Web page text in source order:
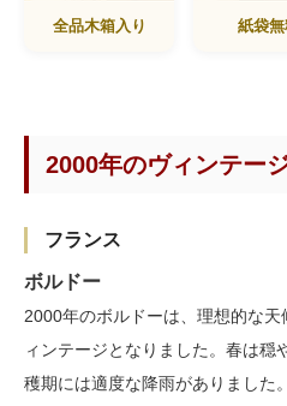
全品木箱入り 紙袋
2000年のヴィンテー
フランス
ボルドー
2000年のボルドーは、理想的な
ィンテージとなりました。春は穏
穫期には適度な降雨がありました